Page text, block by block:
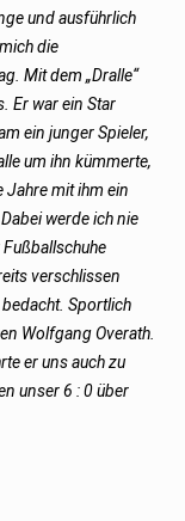
und ausführlich
die
Mit dem „Dralle“
Er war ein Star
ein junger Spieler,
um ihn kümmerte,
Jahre mit ihm ein
werde ich nie
verschlissen
Sportlich
Wolfgang Overath.
er uns auch zu
unser 6 : 0 über